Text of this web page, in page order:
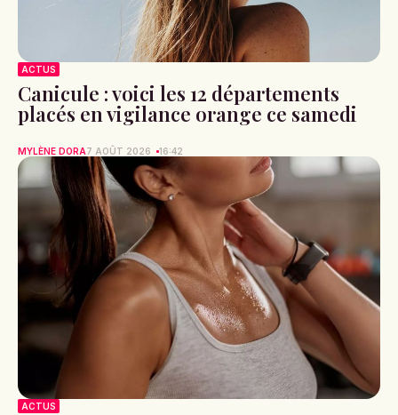
ACTUS
Canicule : voici les 12 départements
placés en vigilance orange ce samedi
MYLÈNE DORA7 AOÛT 2026 16:42
ACTUS